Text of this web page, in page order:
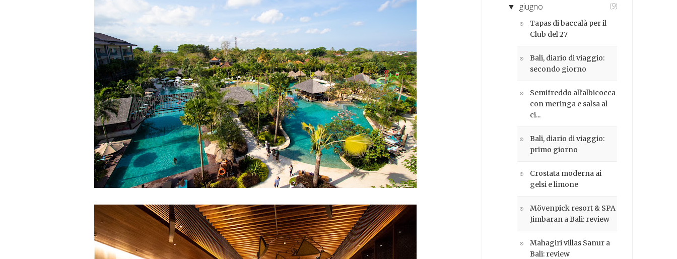
▼ giugno (9)
Tapas di baccalà per il
Club del 27
Bali, diario di viaggio:
secondo giorno
Semifreddo all'albicocca
con meringa e salsa al
ci...
Bali, diario di viaggio:
primo giorno
Crostata moderna ai
gelsi e limone
Mövenpick resort & SPA
Jimbaran a Bali: review
Mahagiri villas Sanur a
Bali: review